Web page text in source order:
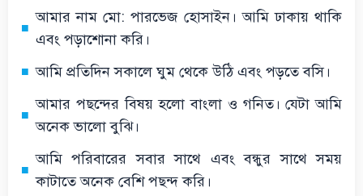
আমার নাম মো: পারভেজ হোসাইন। আমি ঢাকায় থাকি
এবং পড়াশোনা করি।
আমি প্রতিদিন সকালে ঘুম থেকে উঠি এবং পড়তে বসি।
আমার পছন্দের বিষয় হলো বাংলা ও গনিত। যেটা আমি
অনেক ভালো বুঝি।
আমি পরিবারের সবার সাথে এবং বন্ধুর সাথে সময়
কাটাতে অনেক বেশি পছন্দ করি।